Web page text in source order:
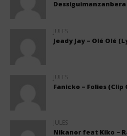
JULES
Jeady Jay – Olé Olé
JULES
Fanicko – Folies
JULES
Nikanor feat Kiko –